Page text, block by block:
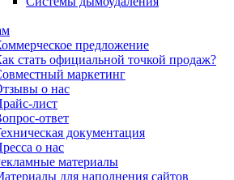
предложение
стать официальной точкой продаж?
маркетинг
о нас
лист
ответ
документация
о нас
материалы
для наполнения сайтов